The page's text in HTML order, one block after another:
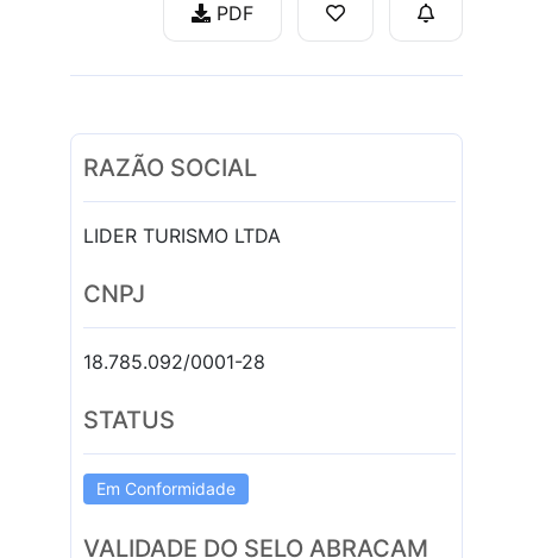
PDF
RAZÃO SOCIAL
LIDER TURISMO LTDA
CNPJ
18.785.092/0001-28
STATUS
Em Conformidade
VALIDADE DO SELO ABRACAM